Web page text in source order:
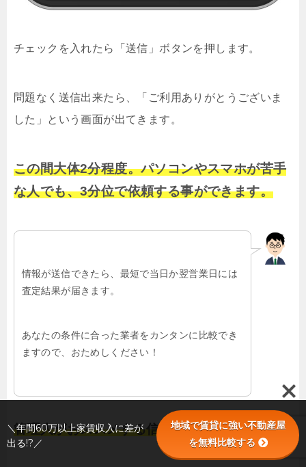
チェックを入れたら「送信」ボタンを押します。
問題なく送信出来たら、「ご利用ありがとうございま
した」という画面が出てきます。
この間大体2分程度。パソコンやスマホが苦手
な人でも、3分位で依頼する事ができます。
情報が送信できたら、最短で当日か翌営業日には
査定結果が届きます。
あなたの条件に合った業者をカンタンに比較でき
ますので、おためしください！
管理人がおススメする信頼できる業者を探せる
＼年間60万以上家賃収入に差が
出る!?／
地域で賃貸に強い不動産屋
を無料比較する